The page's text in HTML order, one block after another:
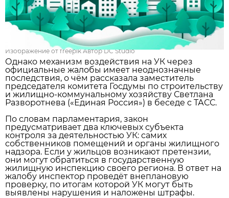
Изображение от freepik Автор DC Studio
Однако механизм воздействия на УК через
официальные жалобы имеет неоднозначные
последствия, о чём рассказала заместитель
председателя комитета Госдумы по строительству
и жилищно‑коммунальному хозяйству Светлана
Разворотнева («Единая Россия») в беседе с ТАСС.
По словам парламентария, закон
предусматривает два ключевых субъекта
контроля за деятельностью УК: самих
собственников помещений и органы жилищного
надзора. Если у жильцов возникают претензии,
они могут обратиться в государственную
жилищную инспекцию своего региона. В ответ на
жалобу инспектор проведёт внеплановую
проверку, по итогам которой УК могут быть
выявлены нарушения и наложены штрафы.